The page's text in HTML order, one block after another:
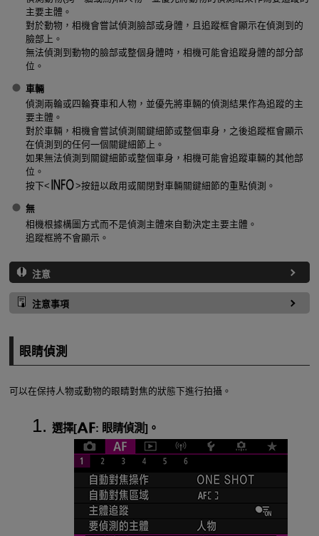
主要主體。
對於動物，相機會嘗試偵測臉部或身體，且追蹤框會顯示在偵測到的
臉部上。
無法偵測到動物的臉部或整個身體時，相機可能會追蹤身體的部分部
位。
車輛
偵測兩輪或四輪賽車和人物，並優先將車輛的偵測結果作為追蹤的主
要主體。
對於車輛，相機會嘗試偵測關鍵細節或整個車身，之後追蹤框會顯示
在偵測到的任何一個關鍵細節上。
如果無法偵測到關鍵細節或整個車身，相機可能會追蹤車輛的其他部
位。
按下
按鈕以啟用或關閉對車輛關鍵細節的重點偵測。
無
相機根據構圖方式而不是偵測主體來自動決定主要主體。
追蹤框將不會顯示。
注意
注意事項
眼睛偵測
可以在保持人物或動物的眼睛對焦的狀態下進行拍攝。
選擇[ : 眼睛偵測]。